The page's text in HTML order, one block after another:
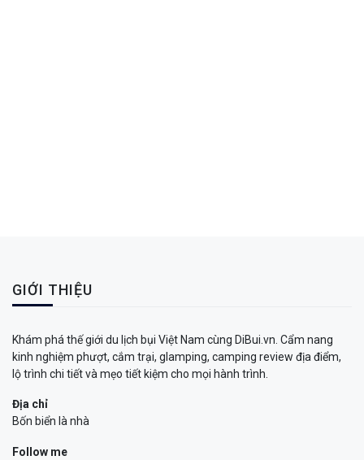
GIỚI THIỆU
Khám phá thế giới du lịch bụi Việt Nam cùng DiBui.vn. Cẩm nang
kinh nghiệm phượt, cắm trại, glamping, camping review địa điểm,
lộ trình chi tiết và mẹo tiết kiệm cho mọi hành trình.
Địa chỉ
Bốn biển là nhà
Follow me